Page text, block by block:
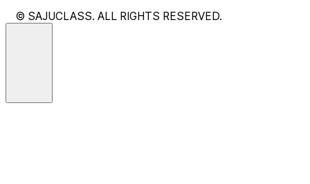
© SAJUCLASS. ALL RIGHTS RESERVED.